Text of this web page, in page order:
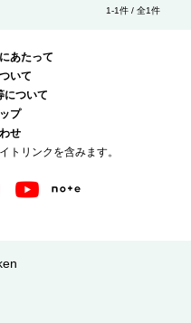
1-1件 / 全1件
あたって
いて
について
プ
せ
トリンクを含みます。